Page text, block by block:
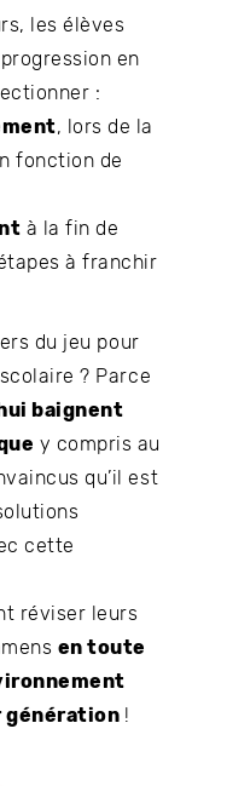
les élèves
en
:
, lors de la
fonction de
à la fin de
à franchir
du jeu pour
? Parce
baignent
y compris au
qu’il est
cette
réviser leurs
en toute
génération !